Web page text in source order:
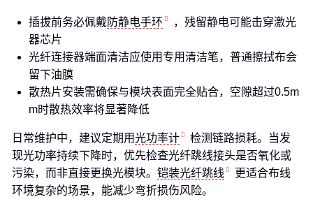
插拔前务必佩戴 防静电手环
，残留静电可能击穿激光
器芯片
光纤连接器端面清洁应使用专用清洁笔，普通擦拭布会
留下油膜
散热片安装需确保与模块表面完全贴合，空隙超过0.5m
m时散热效率将显著降低
日常维护中，建议定期用光功率计
检测链路损耗。当发
现光功率持续下降时，优先检查光纤跳线接头是否氧化或
污染，而非直接更换光模块。 铠装光纤跳线
更适合布线
环境复杂的场景，能减少弯折损伤风险。